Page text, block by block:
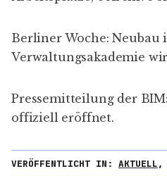
Berliner Woche: Neubau
Verwaltungsakademie
Pressemitteilung der BIM
offiziell eröffnet.
VERÖFFENTLICHT IN: AKTUELL,